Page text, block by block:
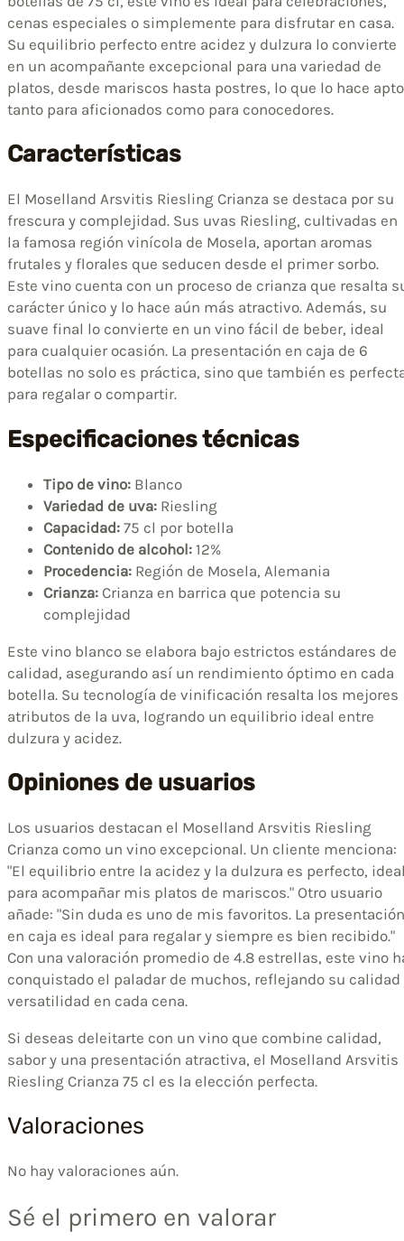
cenas especiales o simplemente para disfrutar en casa.
Su equilibrio perfecto entre acidez y dulzura lo convierte
en un acompañante excepcional para una variedad de
platos, desde mariscos hasta postres, lo que lo hace apto
tanto para aficionados como para conocedores.
Características
El Moselland Arsvitis Riesling Crianza se destaca por su
frescura y complejidad. Sus uvas Riesling, cultivadas en
la famosa región vinícola de Mosela, aportan aromas
frutales y florales que seducen desde el primer sorbo.
Este vino cuenta con un proceso de crianza que resalta
carácter único y lo hace aún más atractivo. Además, su
suave final lo convierte en un vino fácil de beber, ideal
para cualquier ocasión. La presentación en caja de 6
botellas no solo es práctica, sino que también es
para regalar o compartir.
Especificaciones técnicas
Tipo de vino: Blanco
Variedad de uva: Riesling
Capacidad: 75 cl por botella
Contenido de alcohol: 12%
Procedencia: Región de Mosela, Alemania
Crianza: Crianza en barrica que potencia su
complejidad
Este vino blanco se elabora bajo estrictos estándares de
calidad, asegurando así un rendimiento óptimo en cada
botella. Su tecnología de vinificación resalta los mejores
atributos de la uva, logrando un equilibrio ideal entre
dulzura y acidez.
Opiniones de usuarios
Los usuarios destacan el Moselland Arsvitis Riesling
Crianza como un vino excepcional. Un cliente menciona:
"El equilibrio entre la acidez y la dulzura es perfecto,
para acompañar mis platos de mariscos." Otro usuario
añade: "Sin duda es uno de mis favoritos. La presentación
en caja es ideal para regalar y siempre es bien recibido."
Con una valoración promedio de 4.8 estrellas, este vino
conquistado el paladar de muchos, reflejando su calidad
versatilidad en cada cena.
Si deseas deleitarte con un vino que combine calidad,
sabor y una presentación atractiva, el Moselland Arsvitis
Riesling Crianza 75 cl es la elección perfecta.
Valoraciones
No hay valoraciones aún.
Sé el primero en valorar